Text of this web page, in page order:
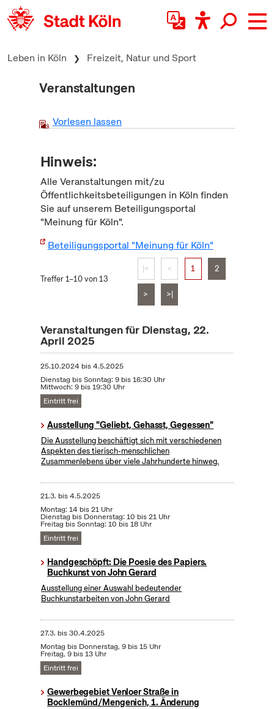
zum Inhalt springen
Leben in Köln Freizeit, Natur und Sport
Veranstaltungen
Vorlesen lassen
Hinweis:
Alle Veranstaltungen mit/zu
Öffentlichkeitsbeteiligungen in Köln finden
Sie auf unserem Beteiligungsportal
"Meinung für Köln".
Beteiligungsportal "Meinung für Köln"
Treffer 1–10 von 13
|< < 1 2
> >|
Veranstaltungen für Dienstag, 22.
April 2025
25.10.2024 bis4.5.2025
Dienstag bis Sonntag: 9 bis 16:30 Uhr
Mittwoch: 9 bis 19:30 Uhr
Eintritt frei
Ausstellung "Geliebt, Gehasst, Gegessen"
Die Ausstellung beschäftigt sich mit verschiedenen
Aspekten des tierisch-menschlichen
Zusammenlebens über viele Jahrhunderte hinweg.
21.3. bis4.5.2025
Montag: 14 bis 21 Uhr
Dienstag bis Donnerstag: 10 bis 21 Uhr
Freitag bis Sonntag: 10 bis 18 Uhr
Eintritt frei
Handgeschöpft: Die Poesie des Papiers.
Buchkunst von John Gerard
Ausstellung einer Auswahl bedeutender
Buchkunstarbeiten von John Gerard
27.3. bis30.4.2025
Montag bis Donnerstag, 9 bis 15 Uhr
Freitag, 9 bis 13 Uhr
Eintritt frei
Gewerbegebiet Venloer Straße in
Bocklemünd/Mengenich, 1. Änderung